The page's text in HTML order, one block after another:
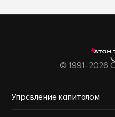
© 1991–2026
Управление капиталом